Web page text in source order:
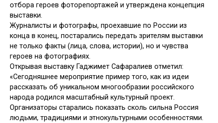
отбора героев фоторепортажей и утверждена концепция
выставки.
Журналисты и фотографы, проехавшие по России из
конца в конец, постарались передать зрителям выставки
не только факты (лица, слова, истории), но и чувства
героев на фотографиях.
Открывая выставку Гаджимет Сафаралиев отметил:
«Сегодняшнее мероприятие пример того, как из идеи
рассказать об уникальном многообразии российского
народа родился масштабный культурный проект.
Организаторы старались показать сколь сильна Россия
людьми, традициями и этнокультурными особенностями.